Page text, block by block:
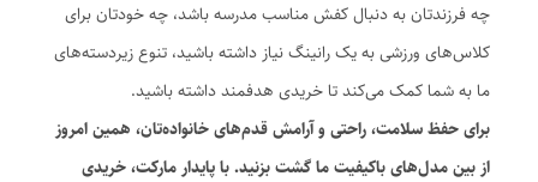
چه فرزندتان به دنبال کفش مناسب مدرسه باشد، چه خودتان برای
کلاس‌های ورزشی به یک رانینگ نیاز داشته باشید، تنوع زیردسته‌های
ما به شما کمک می‌کند تا خریدی هدفمند داشته باشید.
برای حفظ سلامت، راحتی و آرامش قدم‌های خانواده‌تان، همین امروز
از بین مدل‌های باکیفیت ما گشت بزنید. با پایدار مارکت، خریدی